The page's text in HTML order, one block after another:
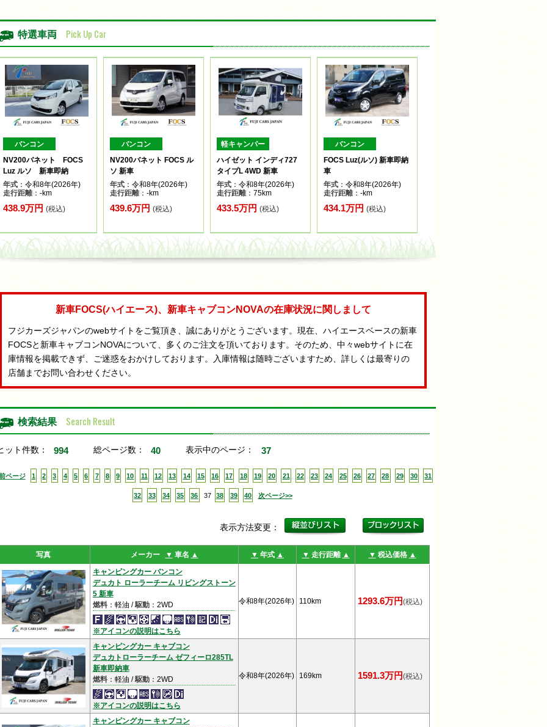
特選車両 Pick Up Car
バンコン
NV200バネット FOCS
Luz ルソ 新車即納
年式 ：令和8年(2026年)
走行距離：-km
438.9万円 (税込)
バンコン
NV200バネット FOCS ル
ソ 新車
年式 ：令和8年(2026年)
走行距離：-km
439.6万円 (税込)
軽キャンパー
ハイゼット インディ727
タイプL 4WD 新車
年式 ：令和8年(2026年)
走行距離：75km
433.5万円 (税込)
バンコン
FOCS Luz(ルソ) 新車即納
車
年式 ：令和8年(2026年)
走行距離：-km
434.1万円 (税込)
新車FOCS(ハイエース)、新車キャブコンNOVAの在庫状況に関しまして
フジカーズジャパンのwebサイトをご覧頂き、誠にありがとうございます。現在、ハイエースベースの新車
FOCSと新車キャブコンNOVAについて、多くのご注文を頂いております。そのため、中々webサイトに在
庫情報を掲載できず、ご迷惑をおかけしております。入庫情報は随時ございますため、詳しくは最寄りの
店舗までお問い合わせください。
検索結果 Search Result
ット件数： 994 総ページ数： 40 表示中のページ： 37
ページ 1 2 3 4 5 6 7 8 9 10 11 12 13 14 15 16 17 18 19 20 21 22 23 24 25 26 27 28 29 30 31
32 33 34 35 36 37 38 39 40 次ページ>>
表示方法変更：
写真 メーカー ▼ 車名 ▲ ▼ 年式 ▲ ▼ 走行距離 ▲ ▼ 税込価格 ▲
キャンピングカー バンコン
デュカト ローラーチーム リビングストーン
5 新車
燃料：軽油 /駆動：2WD
※アイコンの説明はこちら
令和8年(2026年) 110km 1293.6万円(税込)
キャンピングカー キャブコン
デュカトローラーチーム ゼフィーロ285TL
新車即納車
燃料：軽油 /駆動：2WD
※アイコンの説明はこちら
令和8年(2026年) 169km 1591.3万円(税込)
キャンピングカー キャブコン